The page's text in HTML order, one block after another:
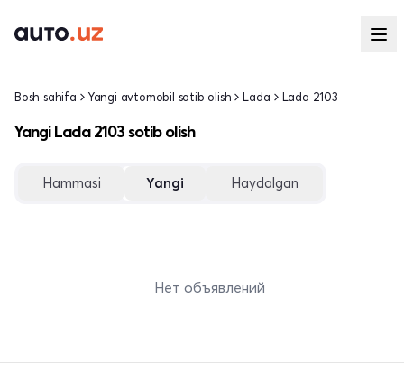
Bosh sahifa Yangi avtomobil sotib olish Lada Lada 2103
Yangi Lada 2103 sotib olish
Hammasi Yangi Haydalgan
Нет объявлений